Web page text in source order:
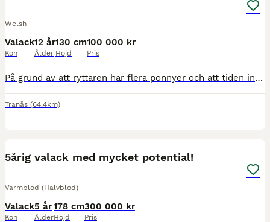
Welsh
Valack
Kön
12 år
Ålder
130 cm
Höjd
100 000 kr
Pris
På grund av att ryttaren har flera ponnyer och att tiden inte räcker till så måste vi nu tyvärr sälja vår bästa kompis. Han förtjänar att vara någons nummer 1! Hilin Vader är den snällaste ponnyn man
Tranås (64.4km)
5årig valack med mycket potential!
Varmblod (Halvblod)
Valack
Kön
5 år
Ålder
178 cm
Höjd
300 000 kr
Pris